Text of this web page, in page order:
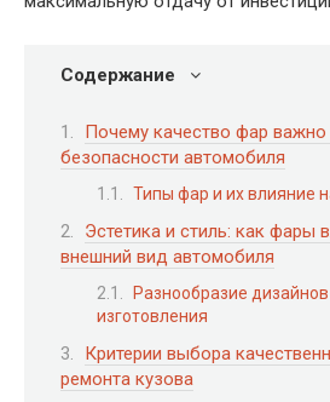
Содержание
Почему качество фар важно
безопасности автомобиля
Типы фар и их влияние
Эстетика и стиль: как фары
внешний вид автомобиля
Разнообразие
изготовления
Критерии выбора
ремонта кузова